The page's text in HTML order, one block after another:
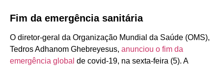
Fim da emergência sanitária
O diretor-geral da Organização Mundial da Saúde (OMS),
Tedros Adhanom Ghebreyesus, anunciou o fim da
emergência global de covid-19, na sexta-feira (5). A